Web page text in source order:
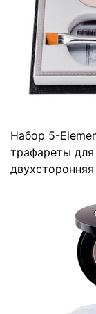
Набор 5-
трафареты